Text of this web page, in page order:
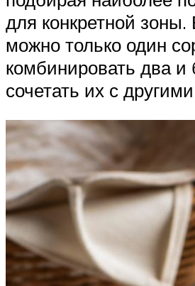
для конкретной
можно только один
комбинировать два и
сочетать их с